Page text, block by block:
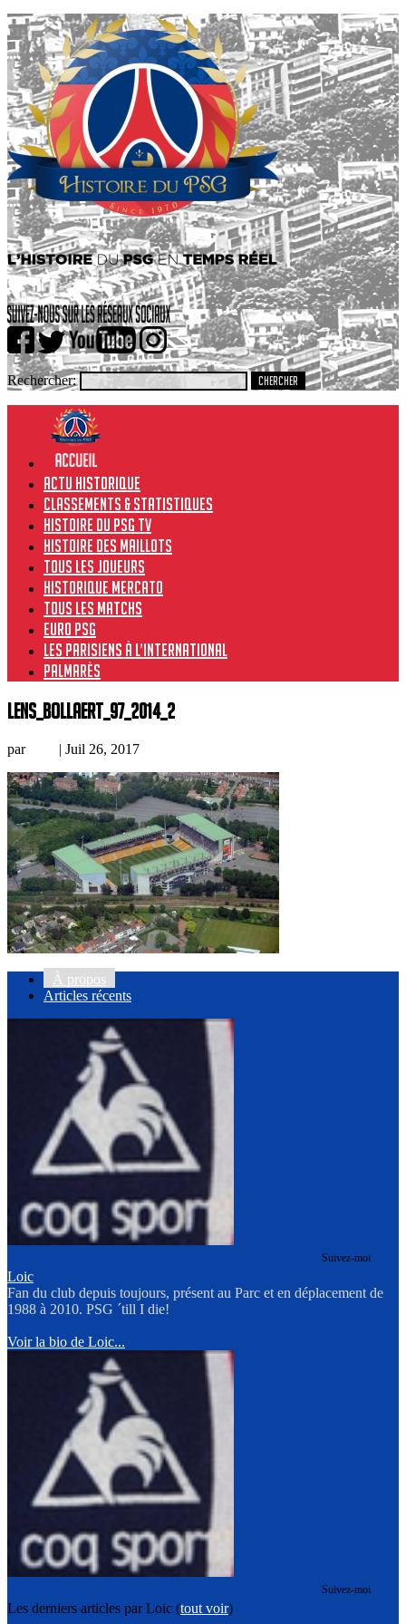
Rechercher:
Actu historique
Classements & Statistiques
Histoire du PSG TV
Histoire des maillots
Tous les joueurs
Historique Mercato
Tous les matchs
Euro PSG
Les Parisiens à l’international
Palmarès
lens_bollaert_97_2014_2
par | Juil 26, 2017
À propos
Articles récents
Suivez-moi
Loic
Fan du club depuis toujours, présent au Parc et en déplacement de
1988 à 2010. PSG ´till I die!
Voir la bio de Loic...
Suivez-moi
Les derniers articles par Loic (tout voir)